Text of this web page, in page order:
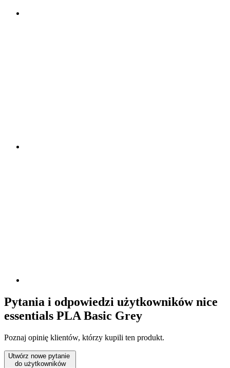
Pytania i odpowiedzi użytkowników nice
essentials PLA Basic Grey
Poznaj opinię klientów, którzy kupili ten produkt.
Utwórz nowe pytanie
do użytkowników